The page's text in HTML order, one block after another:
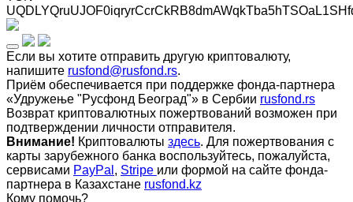
Если вы хотите отправить другую криптовалюту,
напишите rusfond@rusfond.rs.
Приём обеспечивается при поддержке фонда-партнера
«Удружење "Русфонд Београд"» в Сербии rusfond.rs
Возврат криптовалютных пожертвований возможен при
подтверждении личности отправителя.
Внимание! Криптовалюты здесь. Для пожертвования с
карты зарубежного банка воспользуйтесь, пожалуйста,
сервисами PayPal , Stripe или формой на сайте фонда-
партнера в Казахстане rusfond.kz
Кому помочь?